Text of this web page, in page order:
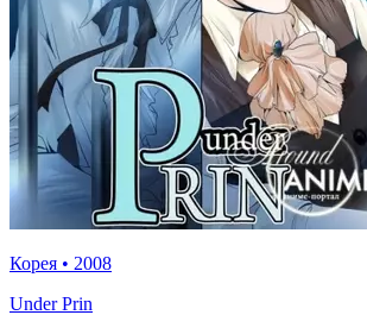
Корея • 2008
Under Prin